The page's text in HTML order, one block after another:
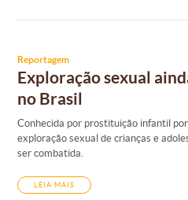
Reportagem
Exploração sexual
no Brasil
Conhecida por prostituição infantil
exploração sexual de crianças e
ser combatida.
LEIA MAIS